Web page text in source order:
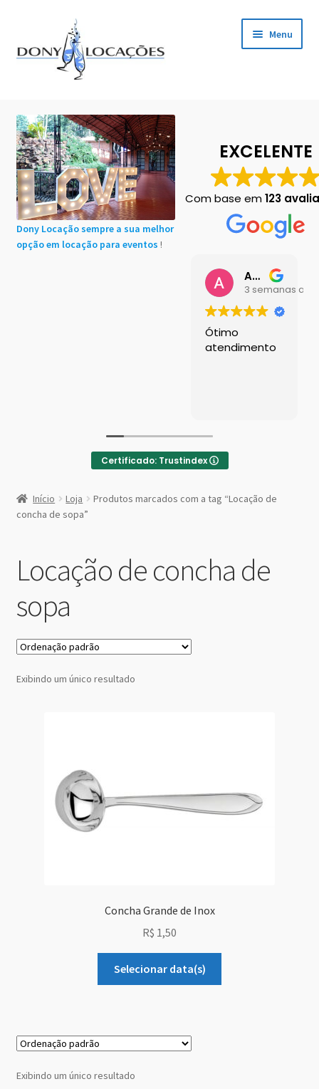
para
navegação
para
o
Menu
Cadastro de Clientes
Carrinho
Chácaras em Botucatu
Contact
Shop Demos
Fullscreen Fashion
Mega Shop
Sale Countdown
Dony Locações
Portfolio
Dony Locação sempre a sua melhor
opção em locação para eventos !
EXCELENTE
Com base em123
Ana Buttini
3 semanas
Ótimo
atendimento
Certificado: Trustindex
Concha
Grande
Início Loja
Produtos marcados com a tag “Locação de
concha de sopa”
Locação de concha de
sopa
Exibindo um único resultado
Concha Grande de Inox
R$ 1,50
Selecionar data(s)
Exibindo um único resultado